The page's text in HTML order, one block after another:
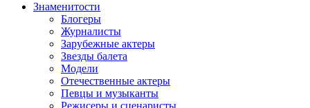
Знаменитости
Блогеры
Журналисты
Зарубежные актеры
Звезды балета
Модели
Отечественные актеры
Певцы и музыканты
Режисеры и сценаристы